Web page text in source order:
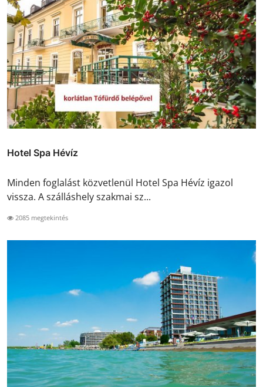
Hotel Spa Hévíz
Minden foglalást közvetlenül Hotel Spa Hévíz igazol
vissza. A szálláshely szakmai sz...
2085 megtekintés